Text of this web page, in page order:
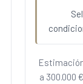
a 300.000